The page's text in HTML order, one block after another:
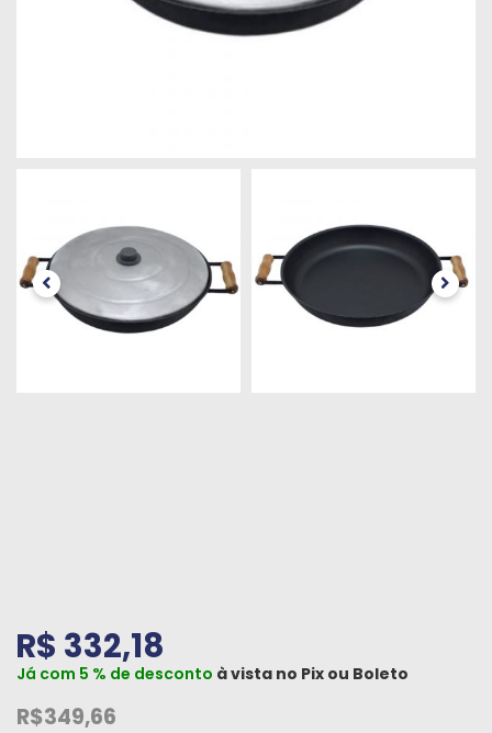
Pneumáticos
Tintas
e
Químicos
R$ 332,18
Já com 5 % de desconto à vista no Pix ou Boleto
R$349,66